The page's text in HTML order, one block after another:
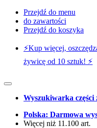
Przejdź do menu
do zawartości
Przejdź do koszyka
⚡️Kup więcej,
żywicę od 10 sztuk! ⚡️
Wyszukiwarka części
Polska: Darmowa
Więcej niż 11.100 art.